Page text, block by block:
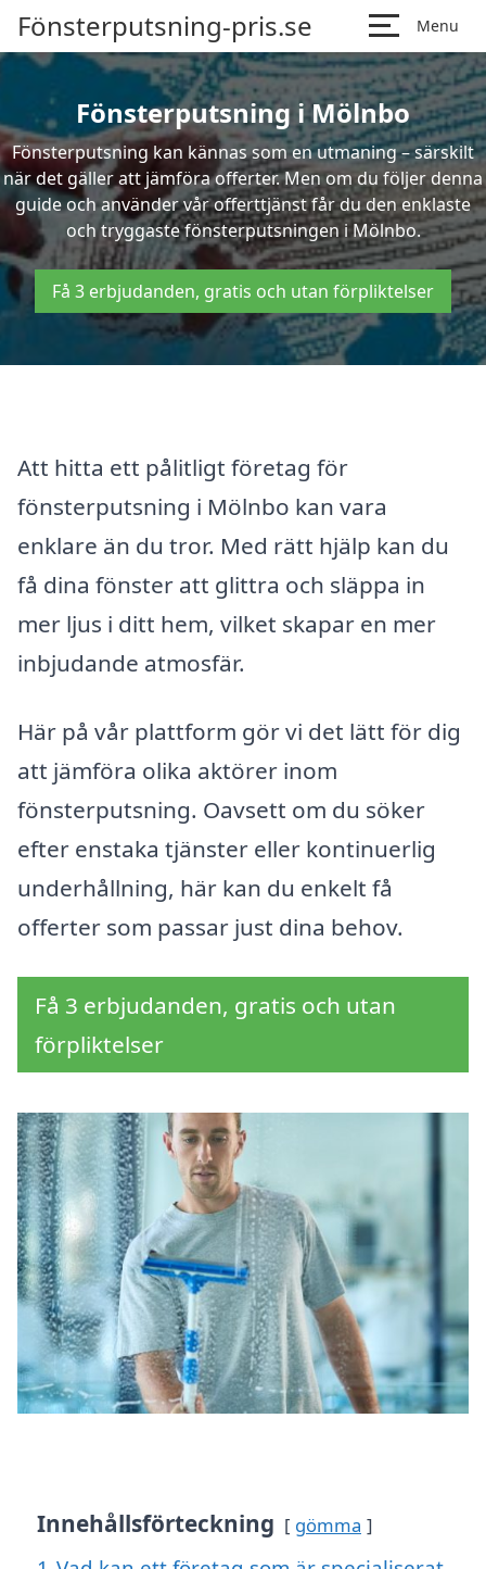
Fönsterputsning-pris.se Menu
Fönsterputsning i Mölnbo
Fönsterputsning kan kännas som en utmaning – särskilt
när det gäller att jämföra offerter. Men om du följer denna
guide och använder vår offerttjänst får du den enklaste
och tryggaste fönsterputsningen i Mölnbo.
Få 3 erbjudanden, gratis och utan förpliktelser
Att hitta ett pålitligt företag för
fönsterputsning i Mölnbo kan vara
enklare än du tror. Med rätt hjälp kan du
få dina fönster att glittra och släppa in
mer ljus i ditt hem, vilket skapar en mer
inbjudande atmosfär.
Här på vår plattform gör vi det lätt för dig
att jämföra olika aktörer inom
fönsterputsning. Oavsett om du söker
efter enstaka tjänster eller kontinuerlig
underhållning, här kan du enkelt få
offerter som passar just dina behov.
Få 3 erbjudanden, gratis och utan
förpliktelser
Innehållsförteckning gömma